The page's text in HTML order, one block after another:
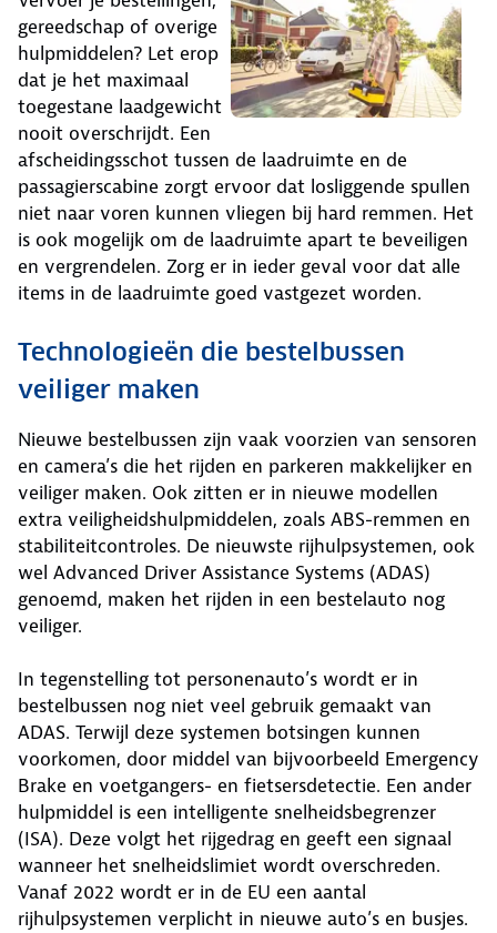
gereedschap of overige
hulpmiddelen? Let erop
dat je het maximaal
toegestane laadgewicht
nooit overschrijdt. Een
afscheidingsschot tussen de laadruimte en de
passagierscabine zorgt ervoor dat losliggende spullen
niet naar voren kunnen vliegen bij hard remmen. Het
is ook mogelijk om de laadruimte apart te beveiligen
en vergrendelen. Zorg er in ieder geval voor dat alle
items in de laadruimte goed vastgezet worden.
Technologieën die bestelbussen
veiliger maken
Nieuwe bestelbussen zijn vaak voorzien van sensoren
en camera’s die het rijden en parkeren makkelijker en
veiliger maken. Ook zitten er in nieuwe modellen
extra veiligheidshulpmiddelen, zoals ABS-remmen en
stabiliteitcontroles. De nieuwste rijhulpsystemen, ook
wel Advanced Driver Assistance Systems (ADAS)
genoemd, maken het rijden in een bestelauto nog
veiliger.
In tegenstelling tot personenauto’s wordt er in
bestelbussen nog niet veel gebruik gemaakt van
ADAS. Terwijl deze systemen botsingen kunnen
voorkomen, door middel van bijvoorbeeld Emergency
Brake en voetgangers- en fietsersdetectie. Een ander
hulpmiddel is een intelligente snelheidsbegrenzer
(ISA). Deze volgt het rijgedrag en geeft een signaal
wanneer het snelheidslimiet wordt overschreden.
Vanaf 2022 wordt er in de EU een aantal
rijhulpsystemen verplicht in nieuwe auto’s en busjes.